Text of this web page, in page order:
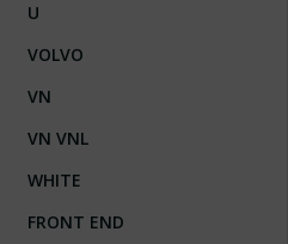
U
VOLVO
VN
VN VNL
WHITE
FRONT END